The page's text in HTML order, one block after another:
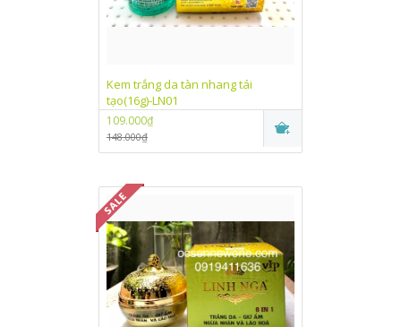
Kem trắng da tàn nhang tái
tạo(16g)-LN01
109.000₫
148.000₫